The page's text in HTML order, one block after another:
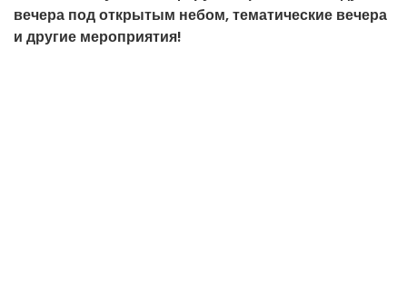
вечера под открытым небом, тематические вечера
и другие мероприятия!